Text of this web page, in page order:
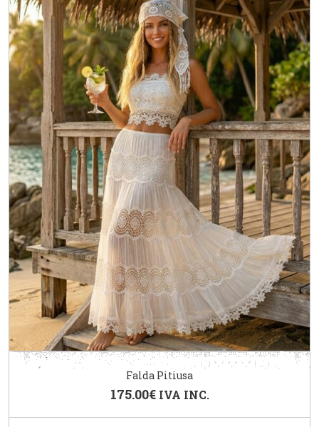
Falda Pitiusa
175.00€ IVA INC.